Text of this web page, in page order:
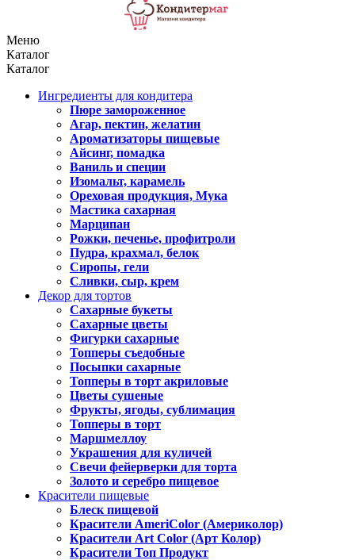
Меню
Каталог
Каталог
Ингредиенты для кондитера
Пюре замороженное
Агар, пектин, желатин
Ароматизаторы пищевые
Айсинг, помадка
Ваниль и специи
Изомальт, карамель
Ореховая продукция, Мука
Мастика сахарная
Марципан
Рожки, печенье, профитроли
Пудра, крахмал, белок
Сиропы, гели
Сливки, сыр, крем
Декор для тортов
Сахарные букеты
Сахарные цветы
Фигурки сахарные
Топперы съедобные
Посыпки сахарные
Топперы в торт акриловые
Цветы сушеные
Фрукты, ягоды, сублимация
Топперы в торт
Маршмеллоу
Украшения для куличей
Свечи фейерверки для торта
Золото и серебро пищевое
Красители пищевые
Блеск пищевой
Красители AmeriColor (Америколор)
Красители Art Color (Арт Колор)
Красители Топ Продукт